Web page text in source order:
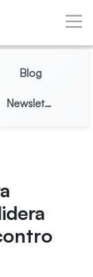
Blog
Newsletter